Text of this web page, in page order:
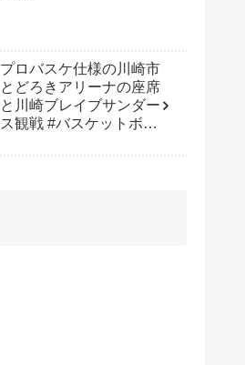
プロバスケ仕様の川崎市
とどろきアリーナの座席
と川崎ブレイブサンダー
ス観戦 #バスケットボー